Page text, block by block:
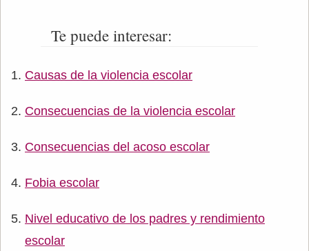
Te puede interesar:
Causas de la violencia escolar
Consecuencias de la violencia escolar
Consecuencias del acoso escolar
Fobia escolar
Nivel educativo de los padres y rendimiento
escolar